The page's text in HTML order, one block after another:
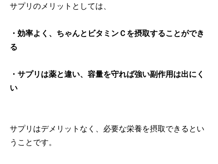
サプリのメリットとしては、
・効率よく、ちゃんとビタミンＣを摂取することができ
る
・サプリは薬と違い、容量を守れば強い副作用は出にく
い
サプリはデメリットなく、必要な栄養を摂取できるとい
うことです。